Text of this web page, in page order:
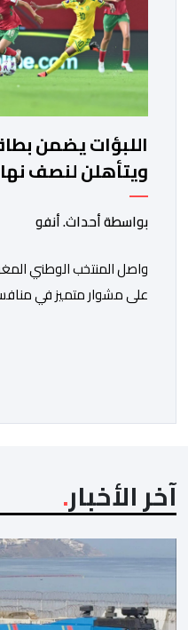
اللبؤات يضمن
ويتأهلن لنصف
بواسطة أحداث. أنفو
واصل المنتخب الوطني
على مشوار متميز في
مشاركته […]
آخر الأخبار